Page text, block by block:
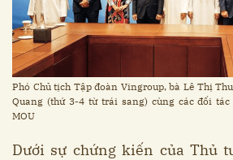
Phó Chủ tịch Tập đoàn Vingroup, bà Lê Thị
Quang (thứ 3-4 từ trái sang) cùng các đối
MOU
Dưới sự chứng kiến của Thủ